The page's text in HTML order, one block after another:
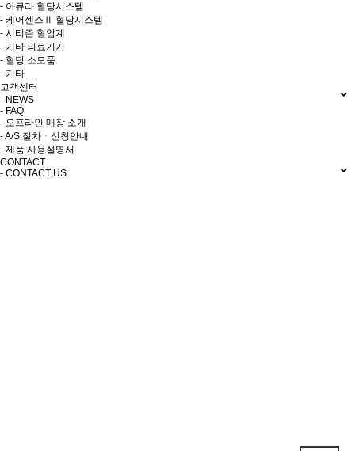
- 아큐라 혈당시스템
- 케어센스Ⅱ 혈당시스템
- 시티즌 혈압계
- 기타 의료기기
- 혈당 소모품
- 기타
고객센터
- NEWS
- FAQ
- 오프라인 매장 소개
- A/S 절차ㆍ신청안내
- 제품 사용설명서
CONTACT
- CONTACT US